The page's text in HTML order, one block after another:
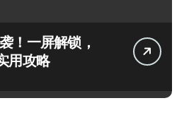
！一屏解锁，
用攻略